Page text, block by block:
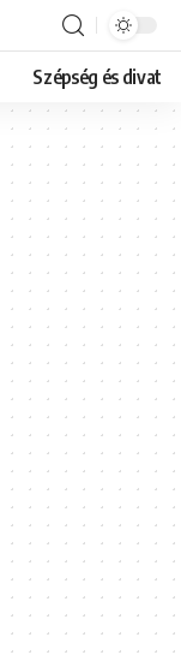
Szépség és divat